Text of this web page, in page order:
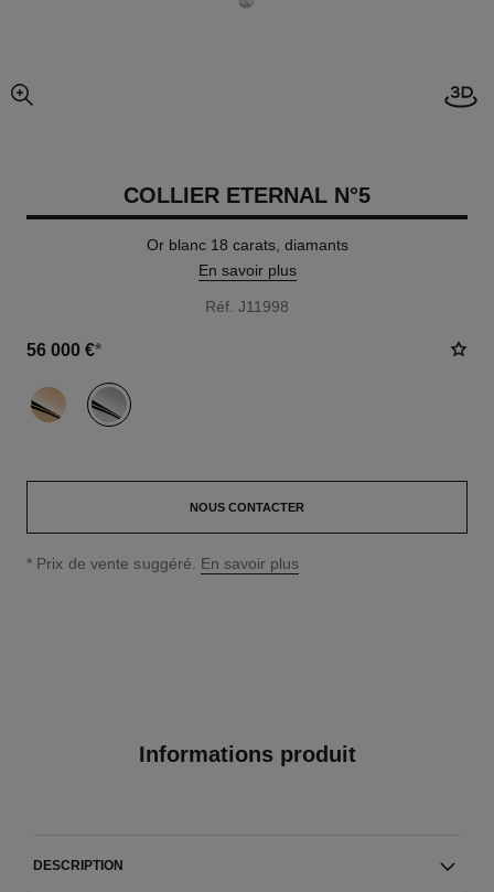
agrandissement
COLLIER ETERNAL N°5
Or blanc 18 carats, diamants
En savoir plus
Réf. J11998
56 000 €*
variante (2)
NOUS CONTACTER
↩
* Prix de vente suggéré. En savoir plus
Informations produit
DESCRIPTION